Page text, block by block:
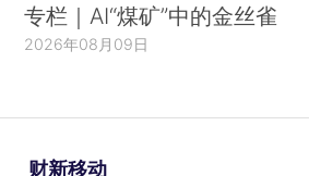
专栏｜AI“煤矿”中的金丝雀
2026年08月09日
财新移动